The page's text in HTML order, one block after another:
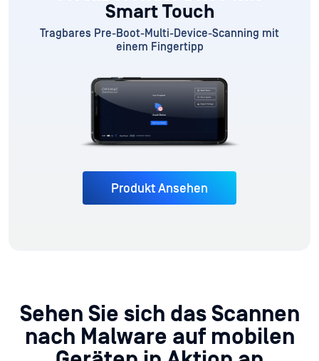
Smart Touch
Tragbares Pre-Boot-Multi-Device-Scanning mit
einem Fingertipp
Produkt Ansehen
Sehen Sie sich das Scannen
nach Malware auf mobilen